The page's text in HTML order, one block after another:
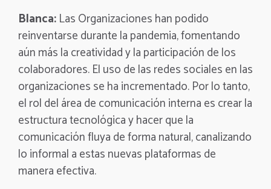
Blanca:Las Organizaciones han podido
reinventarse durante la pandemia, fomentando
aún más la creatividad y la participación de los
colaboradores. El uso de las redes sociales en las
organizaciones se ha incrementado. Por lo tanto,
el rol del área de comunicación interna es crear la
estructura tecnológica y hacer que la
comunicación fluya de forma natural, canalizando
lo informal a estas nuevas plataformas de
manera efectiva.